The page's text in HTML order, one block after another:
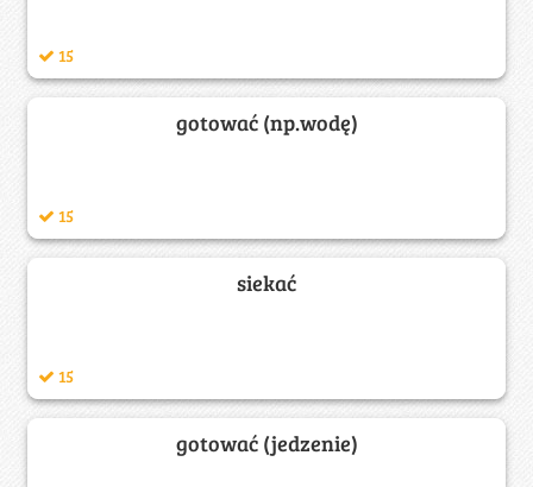
15
gotować (np.wodę)
15
siekać
15
gotować (jedzenie)